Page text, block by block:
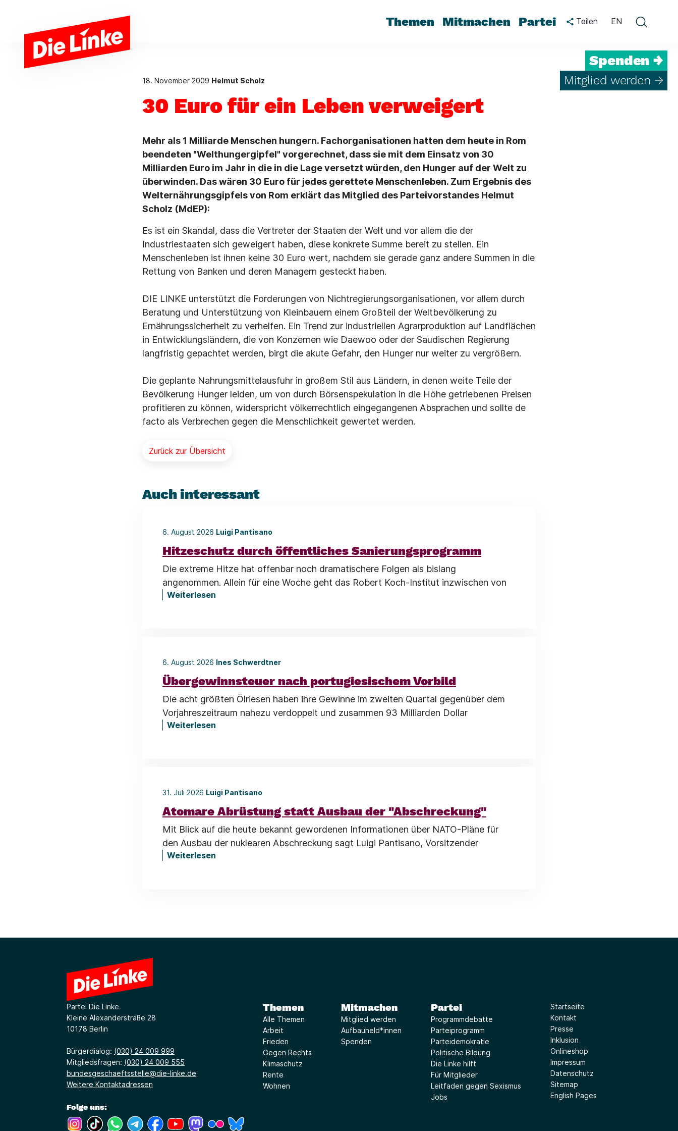
Themen Mitmachen Partei Teilen EN
Spenden →
Mitglied werden →
18. November 2009 Helmut Scholz
30 Euro für ein Leben verweigert
Mehr als 1 Milliarde Menschen hungern. Fachorganisationen hatten dem heute in Rom
beendeten "Welthungergipfel" vorgerechnet, dass sie mit dem Einsatz von 30
Milliarden Euro im Jahr in die in die Lage versetzt würden, den Hunger auf der Welt zu
überwinden. Das wären 30 Euro für jedes gerettete Menschenleben. Zum Ergebnis des
Welternährungsgipfels von Rom erklärt das Mitglied des Parteivorstandes Helmut
Scholz (MdEP):
Es ist ein Skandal, dass die Vertreter der Staaten der Welt und vor allem die der
Industriestaaten sich geweigert haben, diese konkrete Summe bereit zu stellen. Ein
Menschenleben ist ihnen keine 30 Euro wert, nachdem sie gerade ganz andere Summen in die
Rettung von Banken und deren Managern gesteckt haben.
DIE LINKE unterstützt die Forderungen von Nichtregierungsorganisationen, vor allem durch
Beratung und Unterstützung von Kleinbauern einem Großteil der Weltbevölkerung zu
Ernährungssicherheit zu verhelfen. Ein Trend zur industriellen Agrarproduktion auf Landflächen
in Entwicklungsländern, die von Konzernen wie Daewoo oder der Saudischen Regierung
langfristig gepachtet werden, birgt die akute Gefahr, den Hunger nur weiter zu vergrößern.
Die geplante Nahrungsmittelausfuhr in großem Stil aus Ländern, in denen weite Teile der
Bevölkerung Hunger leiden, um von durch Börsenspekulation in die Höhe getriebenen Preisen
profitieren zu können, widerspricht völkerrechtlich eingegangenen Absprachen und sollte de
facto als Verbrechen gegen die Menschlichkeit gewertet werden.
Zurück zur Übersicht
Auch interessant
6. August 2026 Luigi Pantisano
Hitzeschutz durch öffentliches Sanierungsprogramm
Die extreme Hitze hat offenbar noch dramatischere Folgen als bislang
angenommen. Allein für eine Woche geht das Robert Koch-Institut inzwischen von
Weiterlesen
6. August 2026 Ines Schwerdtner
Übergewinnsteuer nach portugiesischem Vorbild
Die acht größten Ölriesen haben ihre Gewinne im zweiten Quartal gegenüber dem
Vorjahreszeitraum nahezu verdoppelt und zusammen 93 Milliarden Dollar
Weiterlesen
31. Juli 2026 Luigi Pantisano
Atomare Abrüstung statt Ausbau der "Abschreckung"
Mit Blick auf die heute bekannt gewordenen Informationen über NATO-Pläne für
den Ausbau der nuklearen Abschreckung sagt Luigi Pantisano, Vorsitzender
Weiterlesen
Partei Die Linke
Kleine Alexanderstraße 28
10178 Berlin
Bürgerdialog: (030) 24 009 999
Mitgliedsfragen: (030) 24 009 555
bundesgeschaeftsstelle@die-linke.de
Weitere Kontaktadressen
Folge uns:
(Link öffnet ein neues Fenster)
(Link öffnet ein neues Fenster)
(Link öffnet ein neues Fenster)
(Link öffnet ein neues Fenster)
(Link öffnet ein neues Fenster)
(Link öffnet ein neues Fenster)
(Link öffnet ein neues Fenster)
(Link öffnet ein neues Fenster)
Themen
Alle Themen
Arbeit
Frieden
Gegen Rechts
Klimaschutz
Rente
Wohnen
Mitmachen
Mitglied werden
Aufbauheld*innen
Spenden
Partei
Programmdebatte
Parteiprogramm
Parteidemokratie
Politische Bildung
Die Linke hilft
Für Mitglieder
Leitfaden gegen Sexismus
Jobs
Startseite
Kontakt
Presse
Inklusion
Onlineshop
Impressum
Datenschutz
Sitemap
English Pages